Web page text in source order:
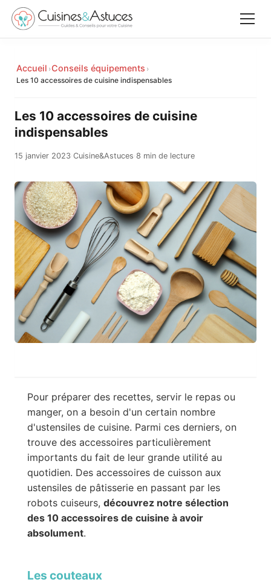
Équipements
Le saviez-vous
Astuces
Rechercher
Facebook
Accueil ›Conseils équipements ›
Les 10 accessoires de cuisine indispensables
Les 10 accessoires de cuisine
indispensables
15 janvier 2023·Cuisine&Astuces·8 min de lecture
Pour préparer des recettes, servir le repas ou
manger, on a besoin d'un certain nombre
d'ustensiles de cuisine. Parmi ces derniers, on
trouve des accessoires particulièrement
importants du fait de leur grande utilité au
quotidien. Des accessoires de cuisson aux
ustensiles de pâtisserie en passant par les
robots cuiseurs, découvrez notre sélection
des 10 accessoires de cuisine à avoir
absolument.
Les couteaux